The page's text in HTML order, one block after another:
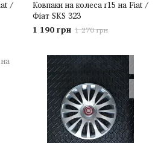
/
Ковпаки на колеса r15 на Fiat /
Фіат SKS 323
1 190 грн 1 270 грн